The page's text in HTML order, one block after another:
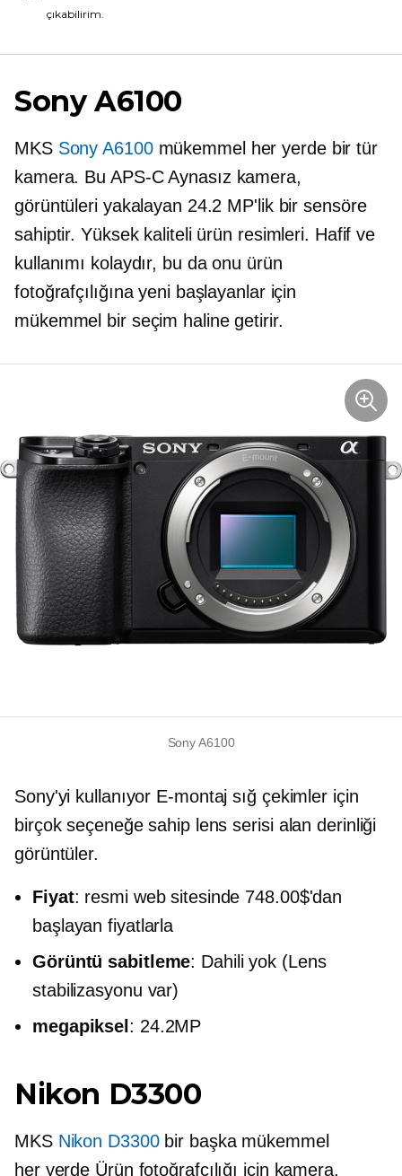
çıkabilirim.
Sony A6100
MKS Sony A6100mükemmel her yerdebir tür
kamera. Bu APS-CAynasız kamera,
görüntüleri yakalayan 24.2 MP'lik bir sensöre
sahiptir.Yüksek kaliteliürün resimleri. Hafif ve
kullanımı kolaydır, bu da onu ürün
fotoğrafçılığına yeni başlayanlar için
mükemmel bir seçim haline getirir.
Sony A6100
Sony'yi kullanıyor E-montaj sığ çekimler için
birçok seçeneğe sahip lens serisi alan derinliği
görüntüler.
Fiyat: resmi web sitesinde 748.00$'dan
başlayan fiyatlarla
Görüntü sabitleme: Dahili yok (Lens
stabilizasyonu var)
megapiksel : 24.2MP
Nikon D3300
MKS Nikon D3300bir başka mükemmel
her yerde Ürün fotoğrafçılığı için kamera.